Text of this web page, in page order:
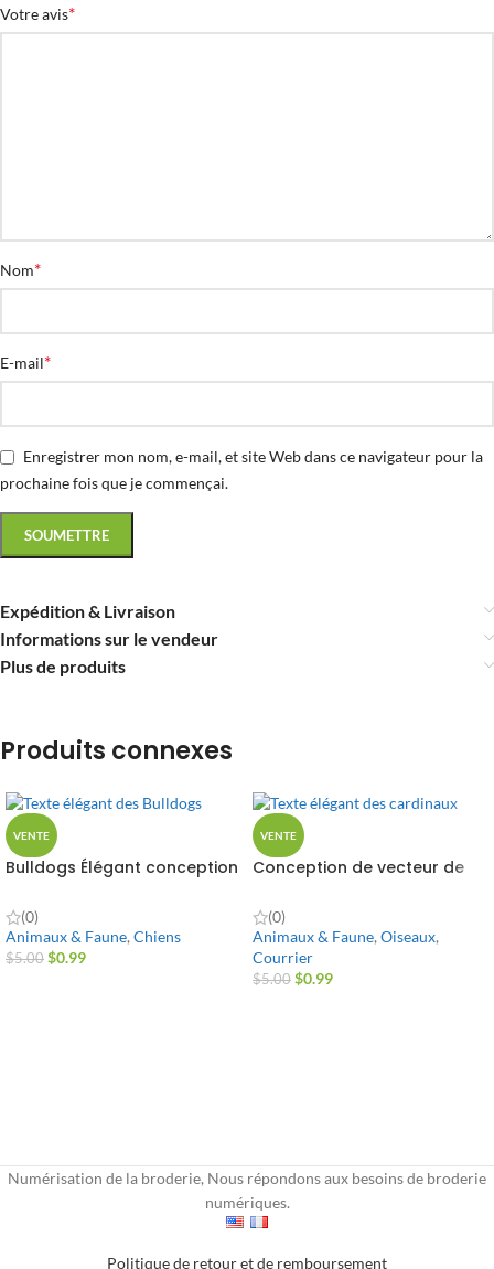
Votre avis*
Nom*
E-mail*
Enregistrer mon nom, e-mail, et site Web dans ce navigateur pour la
prochaine fois que je commençai.
Expédition & Livraison
Informations sur le vendeur
Plus de produits
Produits connexes
VENTE
Bulldogs Élégant conception
(0)
Animaux & Faune, Chiens
$5.00 $0.99
VENTE
Conception de vecteur de
(0)
Animaux & Faune, Oiseaux,
Courrier
$5.00 $0.99
Numérisation de la broderie, Nous répondons aux besoins de broderie
numériques.
Politique de retour et de remboursement